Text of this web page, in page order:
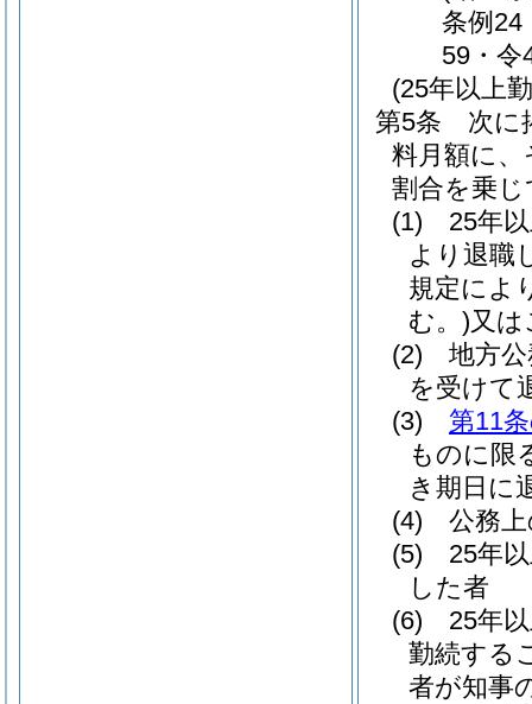
条例24
59・令
(25年以上
第5条
次に
料月額に
割合を乗
(1)
25年
より退職
規定によ
む。)又
(2)
地方
を受けて
(3)
第11
ものに限
き期日に
(4)
公務
(5)
25年
した者
(6)
25年
勤続する
者が知事